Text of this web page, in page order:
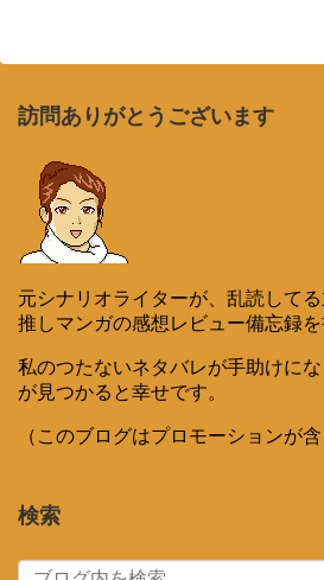
訪問ありがとうございます
元シナリオライターが、乱読してる
推しマンガの感想レビュー備忘録を
私のつたないネタバレが手助けに
が見つかると幸せです。
（このブログはプロモーションが含
検索